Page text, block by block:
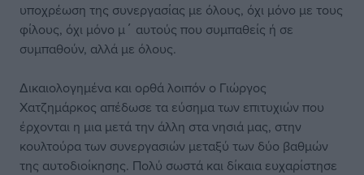
υποχρέωση της συνεργασίας με όλους, όχι μόνο με τους
φίλους, όχι μόνο μ΄ αυτούς που συμπαθείς ή σε
συμπαθούν, αλλά με όλους.
Δικαιολογημένα και ορθά λοιπόν ο Γιώργος
Χατζημάρκος απέδωσε τα εύσημα των επιτυχιών που
έρχονται η μια μετά την άλλη στα νησιά μας, στην
κουλτούρα των συνεργασιών μεταξύ των δύο βαθμών
της αυτοδιοίκησης. Πολύ σωστά και δίκαια ευχαρίστησε